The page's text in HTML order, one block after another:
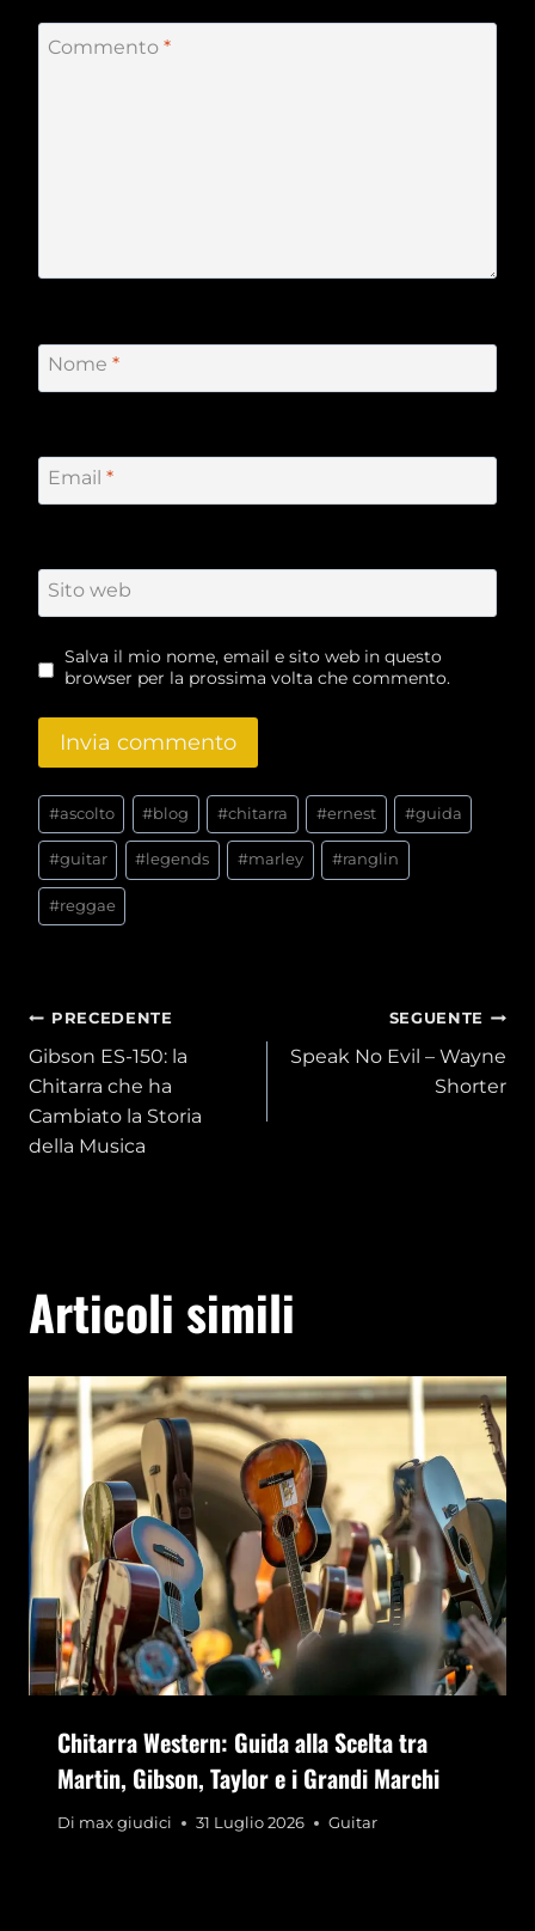
Commento *
Nome *
Email *
Sito web
Salva il mio nome, email e sito web in questo
browser per la prossima volta che commento.
Tag
articolo:
#ascolto #blog #chitarra #ernest #guida
#guitar #legends #marley #ranglin
#reggae
Navigazione
articoli
PRECEDENTE
Gibson ES-150: la
Chitarra che ha
Cambiato la Storia
della Musica
SEGUENTE
Speak No Evil – Wayne
Shorter
Articoli simili
Chitarra Western: Guida alla Scelta tra
Martin, Gibson, Taylor e i Grandi Marchi
Di max giudici 31 Luglio 2026 Guitar